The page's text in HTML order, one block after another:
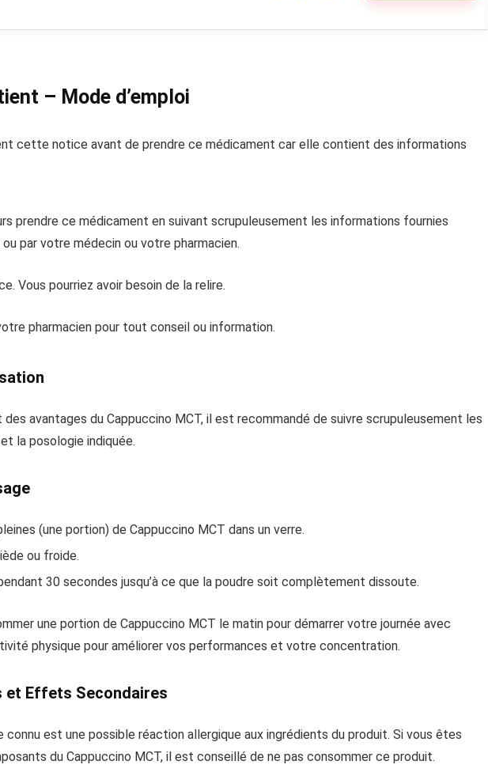
– Mode d’emploi
cette notice avant de prendre ce médicament car elle contient des informations
prendre ce médicament en suivant scrupuleusement les informations fournies
par votre médecin ou votre pharmacien.
Vous pourriez avoir besoin de la relire.
pharmacien pour tout conseil ou information.
avantages du Cappuccino MCT, il est recommandé de suivre scrupuleusement les
la posologie indiquée.
(une portion) de Cappuccino MCT dans un verre.
ou froide.
30 secondes jusqu’à ce que la poudre soit complètement dissoute.
une portion de Cappuccino MCT le matin pour démarrer votre journée avec
physique pour améliorer vos performances et votre concentration.
et Effets Secondaires
est une possible réaction allergique aux ingrédients du produit. Si vous êtes
du Cappuccino MCT, il est conseillé de ne pas consommer ce produit.